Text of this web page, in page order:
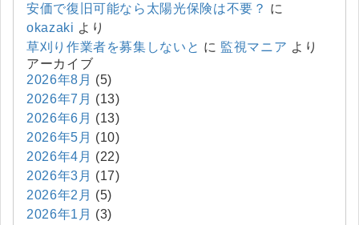
安価で復旧可能なら太陽光保険は不要？ に
okazaki より
草刈り作業者を募集しないと に 監視マニア より
アーカイブ
2026年8月 (5)
2026年7月 (13)
2026年6月 (13)
2026年5月 (10)
2026年4月 (22)
2026年3月 (17)
2026年2月 (5)
2026年1月 (3)